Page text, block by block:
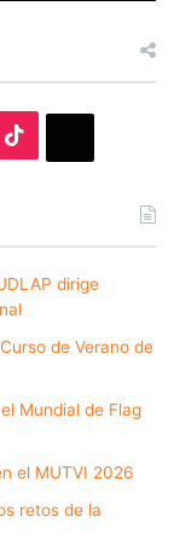
dirige
de Verano de
Mundial de Flag
el MUTVI 2026
retos de la